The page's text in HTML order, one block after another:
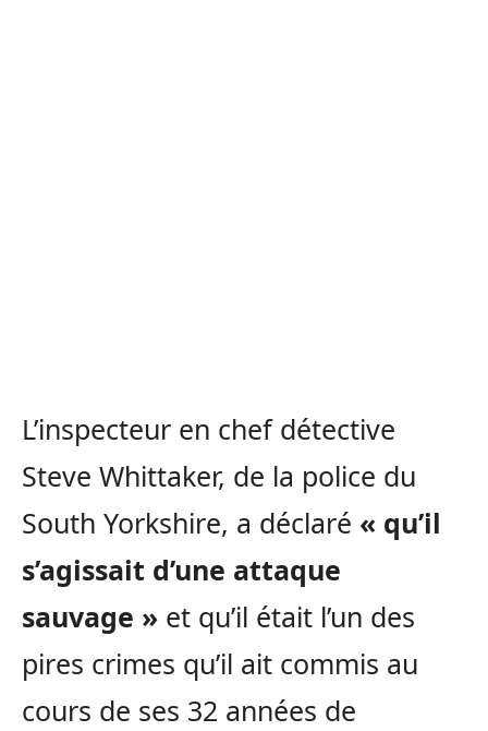
L’inspecteur en chef détective
Steve Whittaker, de la police du
South Yorkshire, a déclaré « qu’il
s’agissait d’une attaque
sauvage » et qu’il était l’un des
pires crimes qu’il ait commis au
cours de ses 32 années de